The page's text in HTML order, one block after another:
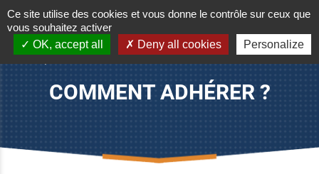
COMMENT ADHÉRER ?
Ce site utilise des cookies et vous donne le contrôle sur ceux que
vous souhaitez activer
OK, accept all
Deny all cookies Personalize